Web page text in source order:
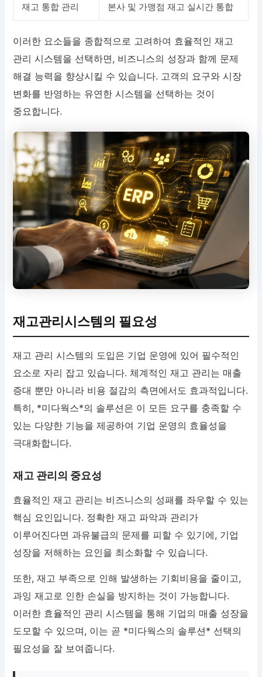
재고 통합 관리 본사 및 가맹점 재고 실시간 통합
이러한 요소들을 종합적으로 고려하여 효율적인 재고
관리 시스템을 선택하면, 비즈니스의 성장과 함께 문제
해결 능력을 향상시킬 수 있습니다. 고객의 요구와 시장
변화를 반영하는 유연한 시스템을 선택하는 것이
중요합니다.
재고관리시스템의 필요성
재고 관리 시스템의 도입은 기업 운영에 있어 필수적인
요소로 자리 잡고 있습니다. 체계적인 재고 관리는 매출
증대 뿐만 아니라 비용 절감의 측면에서도 효과적입니다.
특히, *미다웍스*의 솔루션은 이 모든 요구를 충족할 수
있는 다양한 기능을 제공하여 기업 운영의 효율성을
극대화합니다.
재고 관리의 중요성
효율적인 재고 관리는 비즈니스의 성패를 좌우할 수 있는
핵심 요인입니다. 정확한 재고 파악과 관리가
이루어진다면 과유불급의 문제를 피할 수 있기에, 기업
성장을 저해하는 요인을 최소화할 수 있습니다.
또한, 재고 부족으로 인해 발생하는 기회비용을 줄이고,
과잉 재고로 인한 손실을 방지하는 것이 가능합니다.
이러한 효율적인 관리 시스템을 통해 기업의 매출 성장을
도모할 수 있으며, 이는 곧 *미다웍스의 솔루션* 선택의
필요성을 잘 보여줍니다.